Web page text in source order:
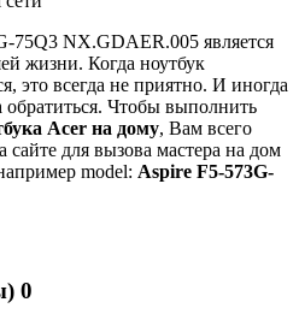
75Q3 NX.GDAER.005 является
жизни. Когда ноутбук
это всегда не приятно. И иногда
обратиться. Чтобы выполнить
Acer на дому, Вам всего
сайте для вызова мастера на дом
model: Aspire F5-573G-
0